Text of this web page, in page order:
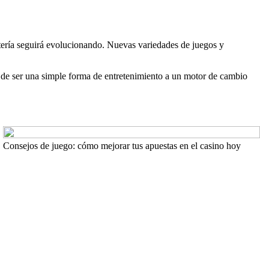
seguirá evolucionando. Nuevas variedades de juegos y
ser una simple forma de entretenimiento a un motor de cambio
Consejos de juego: cómo mejorar tus apuestas en el casino hoy